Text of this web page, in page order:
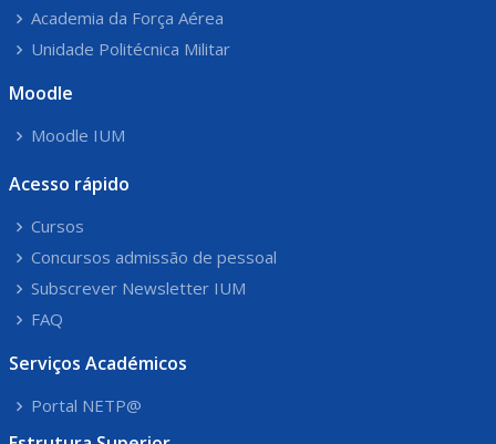
Academia da Força Aérea
Unidade Politécnica Militar
Moodle
Moodle IUM
Acesso rápido
Cursos
Concursos admissão de pessoal
Subscrever Newsletter IUM
FAQ
Serviços Académicos
Portal NETP@